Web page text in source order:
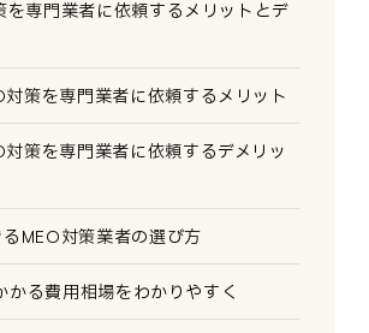
を専門業者に依頼するメリットとデ
対策を専門業者に依頼するメリット
対策を専門業者に依頼するデメリッ
MEO対策業者の選び方
かる費用相場をわかりやすく